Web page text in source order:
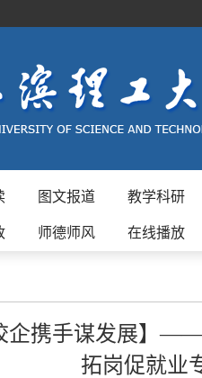
图文报道 教学科研
师德师风 在线播放
企携手谋发展】
拓岗促就业